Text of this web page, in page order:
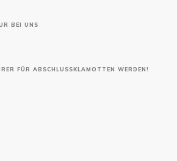
BEI UNS
FÜR ABSCHLUSSKLAMOTTEN WERDEN!